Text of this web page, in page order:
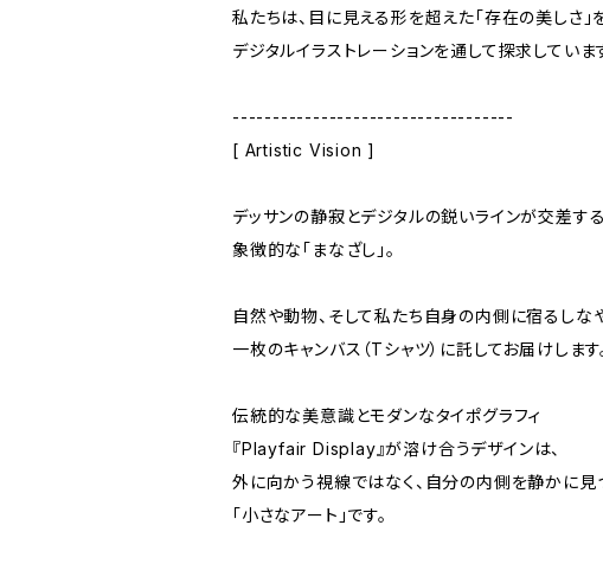
私たちは、目に見える形を超えた「存在の美しさ」を
デジタルイラストレーションを通して探求していま
-----------------------------------
[ Artistic Vision ]
デッサンの静寂とデジタルの鋭いラインが交差する
象徴的な「まなざし」。
自然や動物、そして私たち自身の内側に宿るしな
一枚のキャンバス（Tシャツ）に託してお届けします
伝統的な美意識とモダンなタイポグラフィ
『Playfair Display』が溶け合うデザインは、
外に向かう視線ではなく、自分の内側を静かに見
「小さなアート」です。